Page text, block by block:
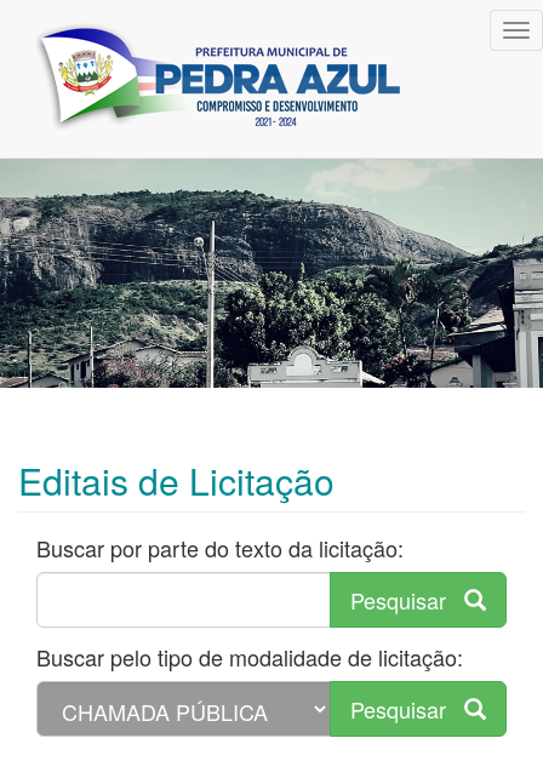
Editais de Licitação
Buscar por parte do texto da licitação:
Pesquisar
Buscar pelo tipo de modalidade de licitação:
Pesquisar